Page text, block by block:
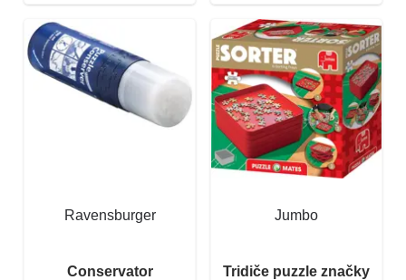
Ravensburger
Conservator
Jumbo
Tridiče puzzle značky